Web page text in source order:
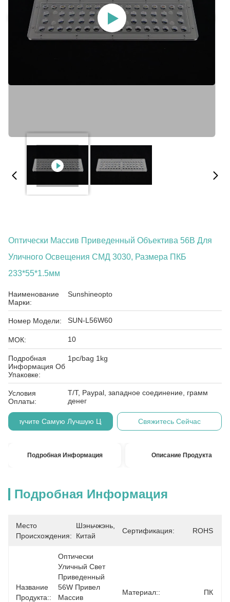
Оптически Массив Приведенный Объектива 56В Для
Уличного Освещения СМД 3030, Размера ПКБ
233*55*1.5мм
Наименование
Марки:
Sunshineopto
Номер Модели: SUN-L56W60
МОК: 10
Подробная
Информация Об
Упаковке:
1pc/bag 1kg
Условия
Оплаты:
T/T, Paypal, западное соединение, грамм
денег
Получите Самую Лучшую Цену Свяжитесь Сейчас
Подробная Информация Описание Продукта
Подробная Информация
Место
Происхождения:
Шэньчжэнь,
Китай
Сертификация: ROHS
Название
Продукта::
Оптически
Уличный Свет
Приведенный
56W Привел
Массив
Материал:: ПК